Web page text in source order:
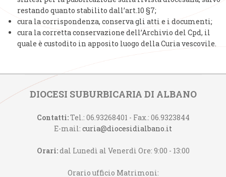
restando quanto stabilito dall’art.10 §7;
cura la corrispondenza, conserva gli atti e i documenti;
cura la corretta conservazione dell’Archivio del Cpd, il
quale è custodito in apposito luogo della Curia vescovile.
DIOCESI SUBURBICARIA DI ALBANO
Contatti:Tel.: 06.93268401 - Fax.: 06.9323844
E-mail: curia@diocesidialbano.it
Orari:dal Lunedì al Venerdì Ore: 9:00 - 13:00
Orario ufficio Matrimoni: